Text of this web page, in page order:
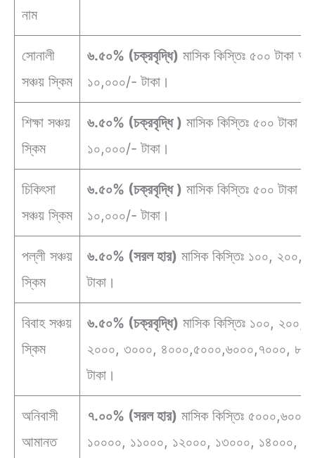
নাম
সোনালী
সঞ্চয় স্কিম
৬.৫০% (চক্রবৃদ্ধি) মাসিক কিস্তিঃ ৫০০ টাকা
১০,০০০/- টাকা।
শিক্ষা সঞ্চয়
স্কিম
৬.৫০% (চক্রবৃদ্ধি ) মাসিক কিস্তিঃ ৫০০ টাকা
১০,০০০/- টাকা।
চিকিৎসা
সঞ্চয় স্কিম
৬.৫০% (চক্রবৃদ্ধি ) মাসিক কিস্তিঃ ৫০০ টাকা
১০,০০০/- টাকা।
পল্লী সঞ্চয়
স্কিম
৬.৫০% (সরল হার) মাসিক কিস্তিঃ ১০০,
টাকা।
বিবাহ সঞ্চয়
স্কিম
৬.৫০% (চক্রবৃদ্ধি) মাসিক কিস্তিঃ ১০০,
২০০০, ৩০০০, ৪০০০,৫০০০,৬০০০,৭০০০,
টাকা।
অনিবাসী
আমানত
৭.০০% (সরল হার) মাসিক কিস্তিঃ
১০০০০, ১১০০০, ১২০০০, ১৩০০০, ১৪০০০,